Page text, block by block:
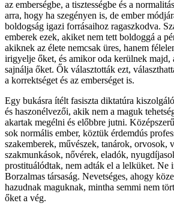
az emberségbe, a tisztességbe és a
arra, hogy ha szegényen is, de ember
boldogság igazi forrásaihoz ragaszkodva.
emberek ezek, akiket nem tett boldoggá a
akiknek az élete nemcsak üres, hanem
irigyelje őket, és amikor oda kerülnek majd,
sajnálja őket. Ők választották ezt,
a korrektséget és az emberséget is.
Egy bukásra ítélt fasiszta diktatúra
és haszonélvezői, akik nem a maguk
akartak megélni és előbbre jutni.
sok normális ember, köztük érdemdús
szakemberek, művészek, tanárok, orvosok,
szakmunkások, nővérek, eladók,
prostituálódtak, nem adták el a lelküket. Ne
Borzalmas társaság. Nevetséges, ahogy
hazudnak maguknak, mintha semmi nem
őket a vég.